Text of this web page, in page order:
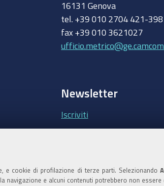
e cookie di profilazione di terze parti. Selezionando
navigazione e alcuni contenuti potrebbero non
16131 Genova
tel. +39 010 2704 421-398
fax +39 010 3621027
Newsletter
Iscriviti